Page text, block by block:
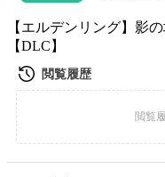
【エルデンリング】影
【DLC】